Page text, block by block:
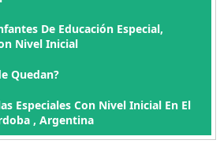
De Educación Especial,
Nivel Inicial
Quedan?
Especiales Con Nivel Inicial En El
, Argentina